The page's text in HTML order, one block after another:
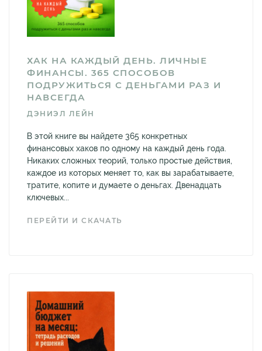
ХАК НА КАЖДЫЙ ДЕНЬ. ЛИЧНЫЕ
ФИНАНСЫ. 365 СПОСОБОВ
ПОДРУЖИТЬСЯ С ДЕНЬГАМИ РАЗ И
НАВСЕГДА
ДЭНИЭЛ ЛЕЙН
В этой книге вы найдете 365 конкретных
финансовых хаков по одному на каждый день года.
Никаких сложных теорий, только простые действия,
каждое из которых меняет то, как вы зарабатываете,
тратите, копите и думаете о деньгах. Двенадцать
ключевых...
ПЕРЕЙТИ И СКАЧАТЬ